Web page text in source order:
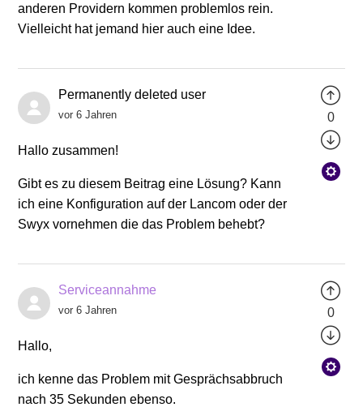
anderen Providern kommen problemlos rein.
Vielleicht hat jemand hier auch eine Idee.
Permanently deleted user
vor 6 Jahren
Hallo zusammen!
Gibt es zu diesem Beitrag eine Lösung? Kann
ich eine Konfiguration auf der Lancom oder der
Swyx vornehmen die das Problem behebt?
0
Serviceannahme
vor 6 Jahren
Hallo,
ich kenne das Problem mit Gesprächsabbruch
nach 35 Sekunden ebenso.
0